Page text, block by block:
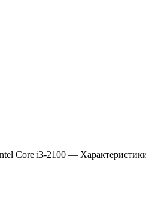
Core i3-2100 —